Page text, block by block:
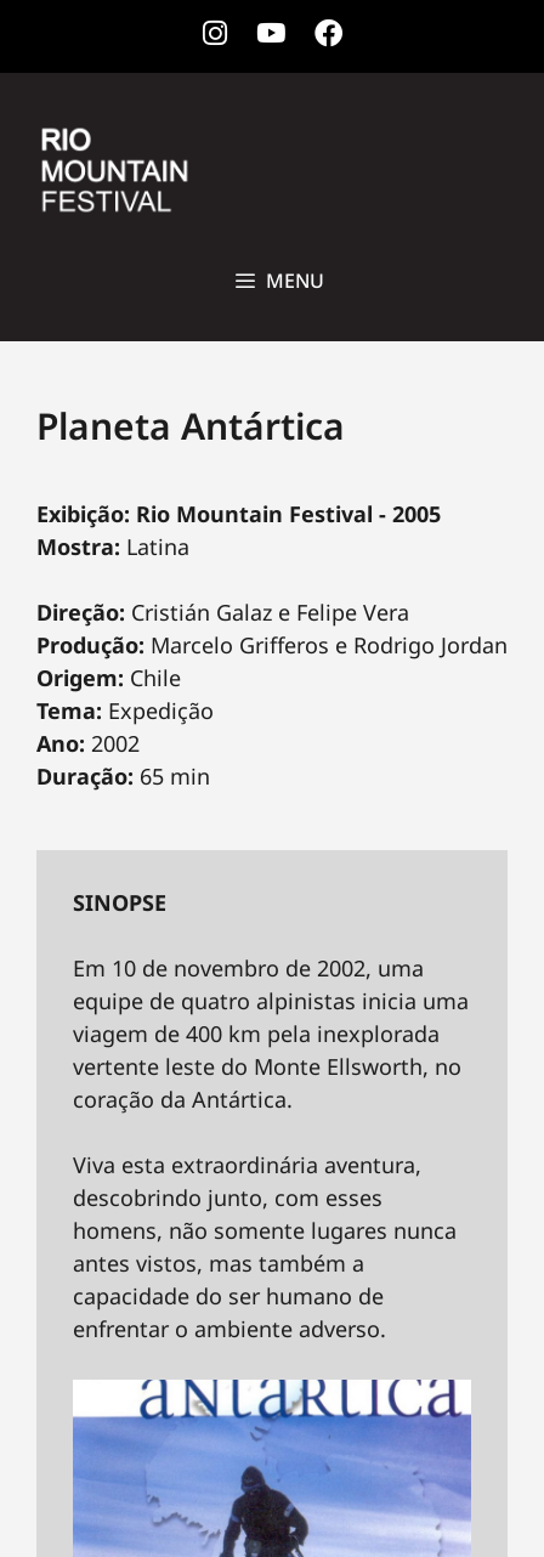
Instagram
YoutubeFacebook
MENU
Planeta Antártica
Exibição: Rio Mountain Festival - 2005
Mostra: Latina
Direção: Cristián Galaz e Felipe Vera
Produção: Marcelo Grifferos e Rodrigo Jordan
Origem: Chile
Tema: Expedição
Ano: 2002
Duração: 65 min
SINOPSE
Em 10 de novembro de 2002, uma
equipe de quatro alpinistas inicia uma
viagem de 400 km pela inexplorada
vertente leste do Monte Ellsworth, no
coração da Antártica.
Viva esta extraordinária aventura,
descobrindo junto, com esses
homens, não somente lugares nunca
antes vistos, mas também a
capacidade do ser humano de
enfrentar o ambiente adverso.